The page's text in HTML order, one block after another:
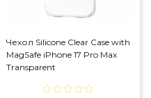
Чехол Silicone Clear Case with
MagSafe iPhone 17 Pro Max
Transparent